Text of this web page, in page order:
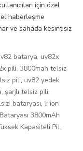
için özel
haberleşme
ve sahada kesintisiz
batarya, uv82x
pili, 3800mah telsiz
pili, uv82 yedek
, şarjlı telsiz pili,
bataryası, li ion
3800mAh
Kapasiteli Pil,